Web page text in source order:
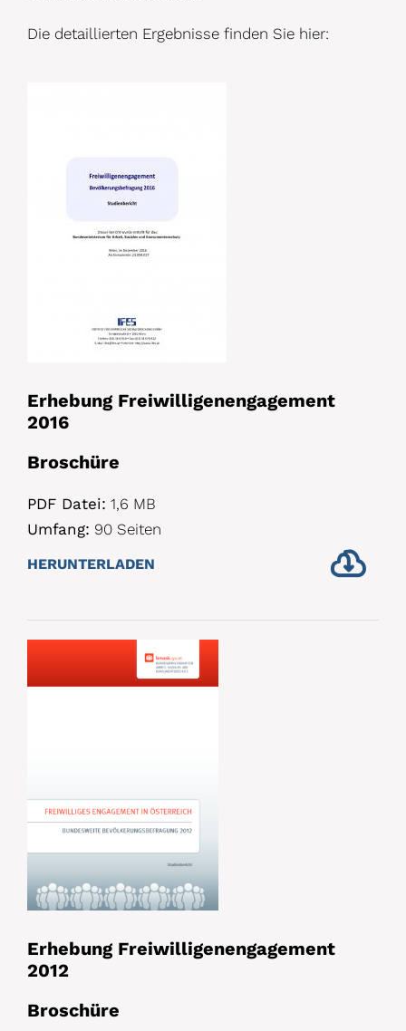
Die detaillierten Ergebnisse finden Sie hier:
Erhebung Freiwilligenengagement
2016
Broschüre
PDF Datei: 1,6 MB
Umfang: 90 Seiten
HERUNTERLADEN
Erhebung Freiwilligenengagement
2012
Broschüre